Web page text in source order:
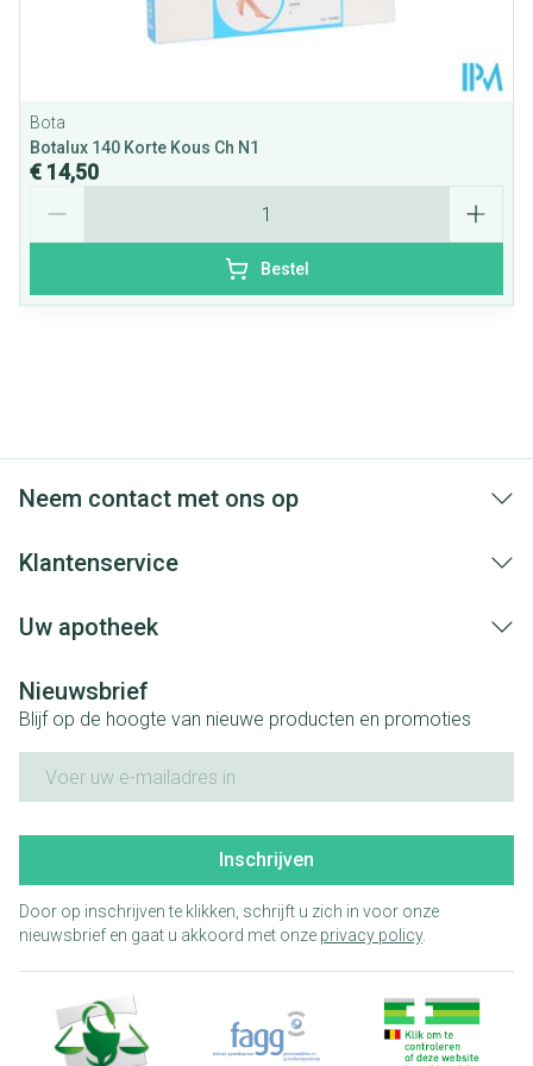
Bota
Botalux 140 Korte Kous Ch N1
€ 14,50
Bestel
Neem contact met ons op
Klantenservice
Uw apotheek
Nieuwsbrief
Blijf op de hoogte van nieuwe producten en promoties
Inschrijven
Door op inschrijven te klikken, schrijft u zich in voor onze
nieuwsbrief en gaat u akkoord met onze privacy policy.